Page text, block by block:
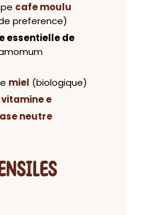
cafe moulu
preference)
essentielle de
miel (biologique)
vitamine e
neutre